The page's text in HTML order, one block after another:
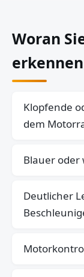
Woran
erkennen
Klopfende
dem
Blauer oder
Deutlicher